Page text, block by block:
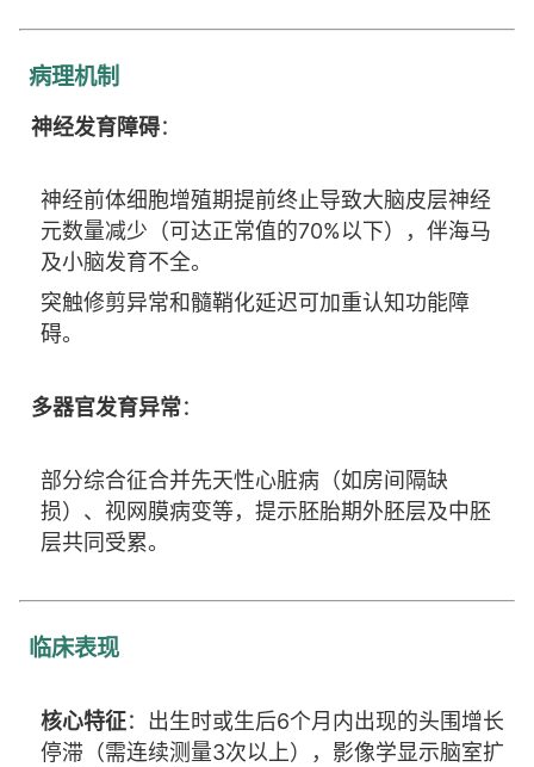
病理机制
神经发育障碍：
神经前体细胞增殖期提前终止导致大脑皮层神经
元数量减少（可达正常值的70%以下），伴海马
及小脑发育不全。
突触修剪异常和髓鞘化延迟可加重认知功能障
碍。
多器官发育异常：
部分综合征合并先天性心脏病（如房间隔缺
损）、视网膜病变等，提示胚胎期外胚层及中胚
层共同受累。
临床表现
核心特征：出生时或生后6个月内出现的头围增长
停滞（需连续测量3次以上），影像学显示脑室扩